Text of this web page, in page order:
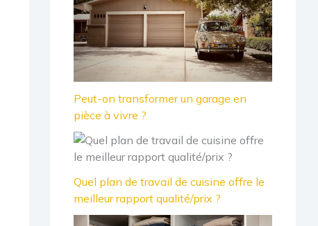
Peut-on transformer un garage en
pièce à vivre ?
Quel plan de travail de cuisine offre le
meilleur rapport qualité/prix ?